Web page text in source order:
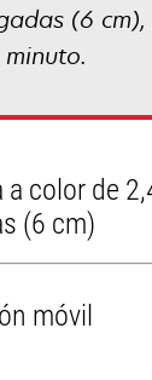
(6
a color de
(6 cm)
móvil